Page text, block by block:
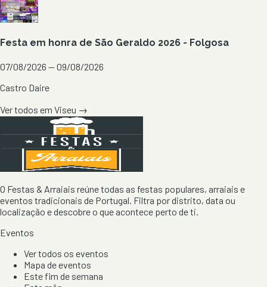
Festa em honra de São Geraldo 2026 - Folgosa
07/08/2026 — 09/08/2026
Castro Daire
Ver todos em Viseu →
O Festas & Arraiais reúne todas as festas populares, arraiais e
eventos tradicionais de Portugal. Filtra por distrito, data ou
localização e descobre o que acontece perto de ti.
Eventos
Ver todos os eventos
Mapa de eventos
Este fim de semana